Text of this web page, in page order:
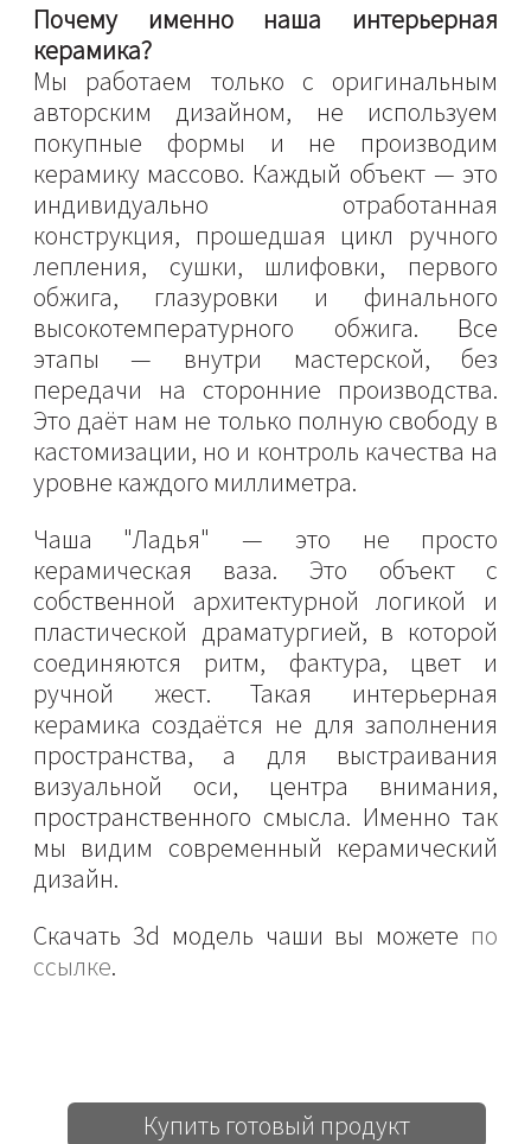
Почему именно наша интерьерная
керамика?
Мы работаем только с оригинальным
авторским дизайном, не используем
покупные формы и не производим
керамику массово. Каждый объект — это
индивидуально отработанная
конструкция, прошедшая цикл ручного
лепления, сушки, шлифовки, первого
обжига, глазуровки и финального
высокотемпературного обжига. Все
этапы — внутри мастерской, без
передачи на сторонние производства.
Это даёт нам не только полную свободу в
кастомизации, но и контроль качества на
уровне каждого миллиметра.
Чаша "Ладья" — это не просто
керамическая ваза. Это объект с
собственной архитектурной логикой и
пластической драматургией, в которой
соединяются ритм, фактура, цвет и
ручной жест. Такая интерьерная
керамика создаётся не для заполнения
пространства, а для выстраивания
визуальной оси, центра внимания,
пространственного смысла. Именно так
мы видим современный керамический
дизайн.
Скачать 3d модель чаши вы можете по
ссылке.
Купить готовый продукт